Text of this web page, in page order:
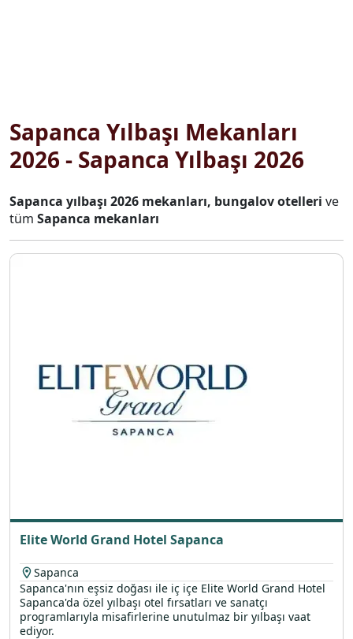
Sapanca Yılbaşı Mekanları
2026 - Sapanca Yılbaşı 2026
Sapanca yılbaşı 2026 mekanları, bungalov otelleri ve
tüm Sapanca mekanları
Elite World Grand Hotel Sapanca
Sapanca
Sapanca'nın eşsiz doğası ile iç içe Elite World Grand Hotel
Sapanca'da özel yılbaşı otel fırsatları ve sanatçı
programlarıyla misafirlerine unutulmaz bir yılbaşı vaat
ediyor.